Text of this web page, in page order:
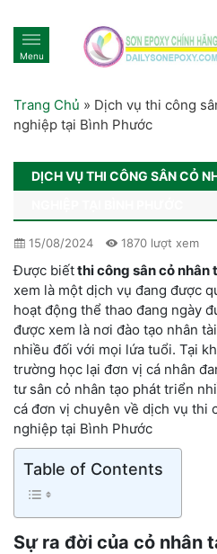
Menu
Trang Chủ » Dịch vụ thi công
nghiệp tại Bình Phước
DỊCH VỤ THI CÔNG SÂN CỎ
15/08/2024 1870 lượt xem
Được biếtthi công sân cỏ nhân
xem là một dịch vụ đang được
hoạt động thể thao đang ngày
được xem là nơi đào tạo nhân
nhiều đối với mọi lứa tuổi. Tại
trường học lại đơn vị cá nhân
tư sân cỏ nhân tạo phát triển
cá đơn vị chuyên về dịch vụ thi
nghiệp tại Bình Phước
Table of Contents
Sự ra đời của cỏ nhân